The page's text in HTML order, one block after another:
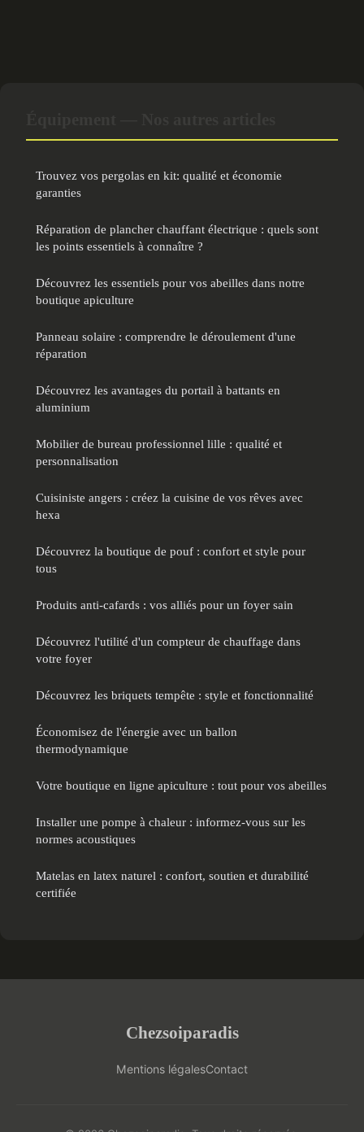
Trouvez vos pergolas en kit: qualité et économie
garanties
Réparation de plancher chauffant électrique : quels sont
les points essentiels à connaître ?
Découvrez les essentiels pour vos abeilles dans notre
boutique apiculture
Panneau solaire : comprendre le déroulement d'une
réparation
Découvrez les avantages du portail à battants en
aluminium
Mobilier de bureau professionnel lille : qualité et
personnalisation
Cuisiniste angers : créez la cuisine de vos rêves avec
hexa
Découvrez la boutique de pouf : confort et style pour
tous
Produits anti-cafards : vos alliés pour un foyer sain
Découvrez l'utilité d'un compteur de chauffage dans
votre foyer
Découvrez les briquets tempête : style et fonctionnalité
Économisez de l'énergie avec un ballon
thermodynamique
Votre boutique en ligne apiculture : tout pour vos abeilles
Installer une pompe à chaleur : informez-vous sur les
normes acoustiques
Matelas en latex naturel : confort, soutien et durabilité
certifiée
Chezsoiparadis
Mentions légalesContact